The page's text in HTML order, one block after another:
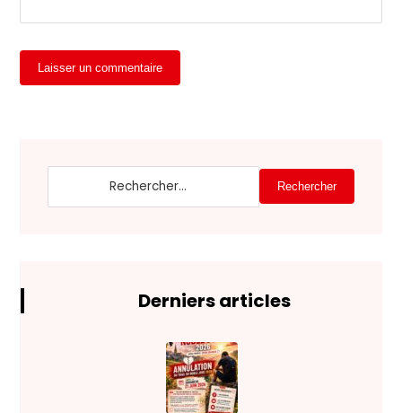
Laisser un commentaire
Rechercher
Derniers articles